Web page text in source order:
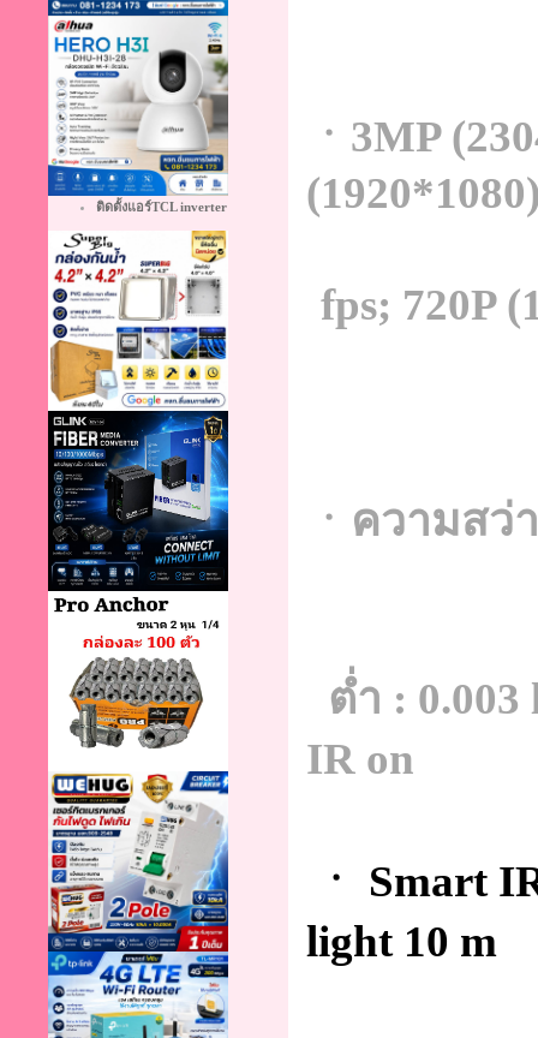
ติดตั้งแอร์TCL inverter
ㆍ3MP
fps; 720P
ㆍความสว่
ต่ำ :
IR on
ㆍ Smart
light 10 m